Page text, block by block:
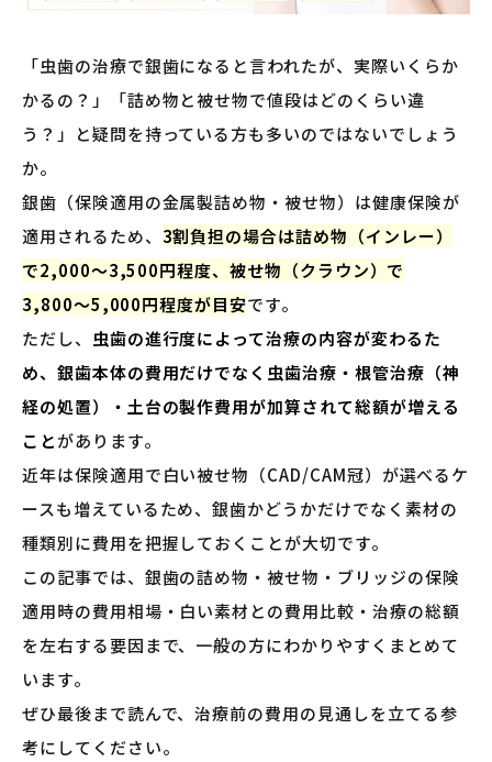
「虫歯の治療で銀歯になると言われたが、実際いくらか
かるの？」「詰め物と被せ物で値段はどのくらい違
う？」と疑問を持っている方も多いのではないでしょう
か。
銀歯（保険適用の金属製詰め物・被せ物）は健康保険が
適用されるため、 3割負担の場合は詰め物（インレー）
で2,000〜3,500円程度、被せ物（クラウン）で
3,800〜5,000円程度が目安です。
ただし、 虫歯の進行度によって治療の内容が変わるた
め、銀歯本体の費用だけでなく虫歯治療・根管治療（神
経の処置）・土台の製作費用が加算されて総額が増える
ことがあります。
近年は保険適用で白い被せ物（CAD/CAM冠）が選べるケ
ースも増えているため、銀歯かどうかだけでなく素材の
種類別に費用を把握しておくことが大切です。
この記事では、銀歯の詰め物・被せ物・ブリッジの保険
適用時の費用相場・白い素材との費用比較・治療の総額
を左右する要因まで、一般の方にわかりやすくまとめて
います。
ぜひ最後まで読んで、治療前の費用の見通しを立てる参
考にしてください。